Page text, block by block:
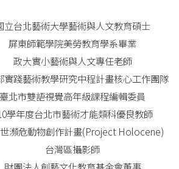
立台北藝術大學藝術與人文教育碩士
屏東師範學院美勞教育學系畢業
政大實小藝術與人文專任老師
實踐藝術教學研究中程計畫核心工作團隊
臺北市雙語視覺高年級課程編輯委員
學年度台北市藝術才能類科優良教師
瀕危動物創作計畫(Project Holocene)
台灣區攝影師
財團法人創藝文化教育基金會董事